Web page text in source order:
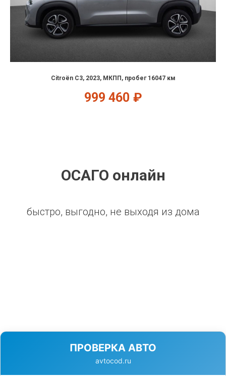
Citroën C3, 2023, МКПП, пробег 16047 км
999 460 ₽
ОСАГО онлайн
быстро, выгодно, не выходя из дома
ПРОВЕРКА АВТО
avtocod.ru